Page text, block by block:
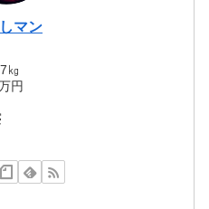
マン
㎏
円